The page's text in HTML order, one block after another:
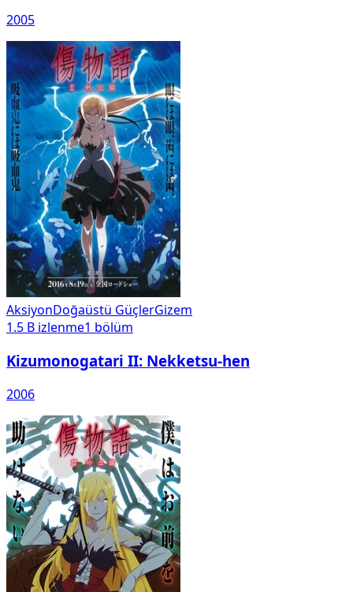
2005
AksiyonDoğaüstü GüçlerGizem
1.5 B izlenme1 bölüm
Kizumonogatari II: Nekketsu-hen
2006